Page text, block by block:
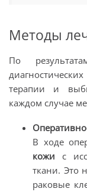
Методы
По
терапии и
каждом случае
В ходе
кожи с
ткани. Это
раковые